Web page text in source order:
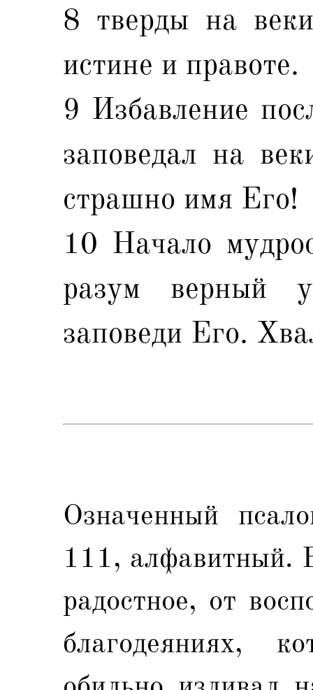
8 тверды на
истине и правоте.
9 Избавление
заповедал на
страшно имя Его!
10 Начало
разум верный
заповеди Его.
Означенный
111, алфавитный.
радостное, от
благодеяниях,